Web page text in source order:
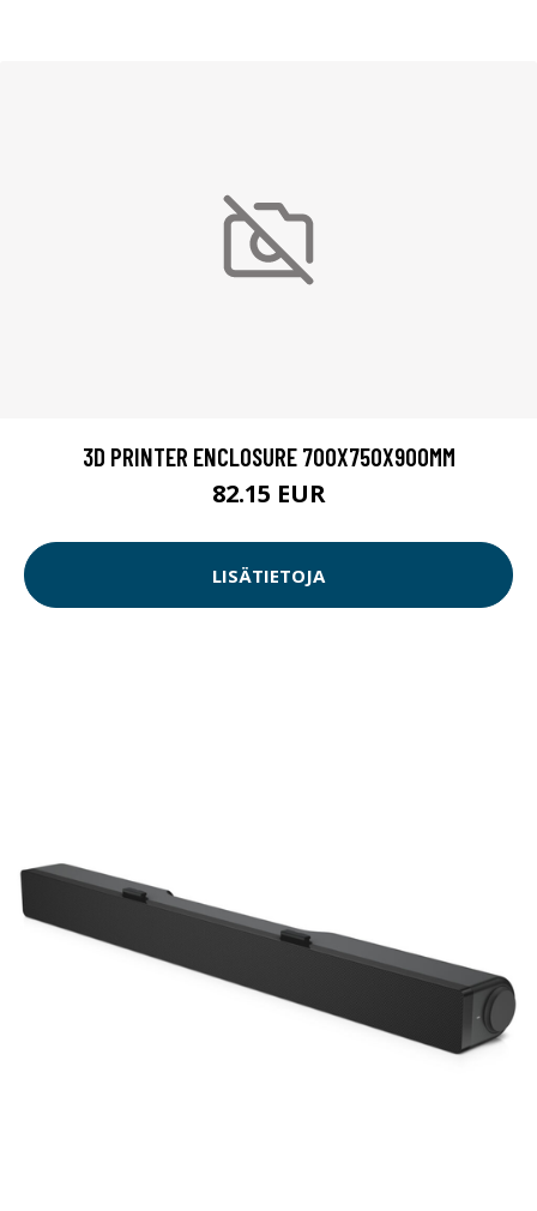
3D PRINTER ENCLOSURE 700X750X900MM
82.15 EUR
LISÄTIETOJA